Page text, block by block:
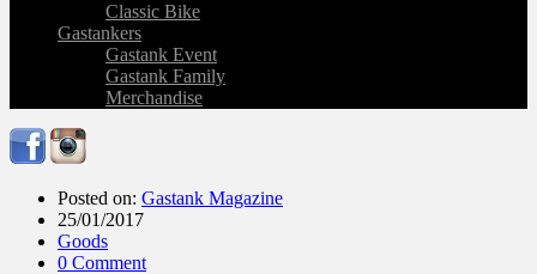
Classic Bike
Gastankers
Gastank Event
Gastank Family
Merchandise
Posted on: Gastank Magazine
25/01/2017
Goods
0 Comment